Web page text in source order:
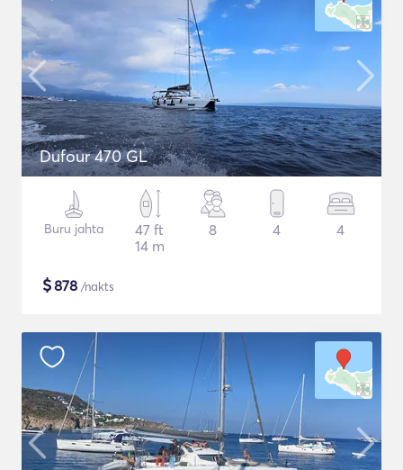
Dufour 470 GL
Buru jahta
47 ft
14 m
8 4 4
$878 /nakts